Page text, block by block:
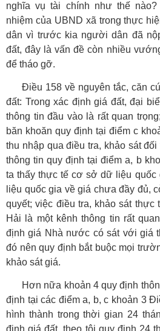
nghĩa vụ tài chính như thế
nhiệm của UBND xã trong thực
dân vì trước kia người dân đã
đất, đây là vấn đề còn nhiều
để tháo gỡ.
Điều 158 về nguyên tắc, căn
đất: Trong xác định giá đất, đại
thông tin đầu vào là rất quan
băn khoăn quy định tại điểm c
thu nhập qua điều tra, khảo sát
thông tin quy định tại điểm a, b
ta thấy thực tế cơ sở dữ liệu
liệu quốc gia về giá chưa đầy đủ,
quyết; việc điều tra, khảo sát thực
Hải là một kênh thông tin rất
định giá Nhà nước có sát với giá
đó nên quy định bắt buộc mọi
khảo sát giá.
Hơn nữa khoản 4 quy định
định tại các điểm a, b, c khoản 3
hình thành trong thời gian 24